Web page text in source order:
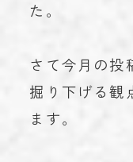
お知らせ
学術実績
ブログ
お問い合わせ
た。
さて今月の投
掘り下げる観
ます。